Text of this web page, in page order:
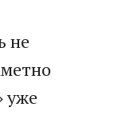
не
уже